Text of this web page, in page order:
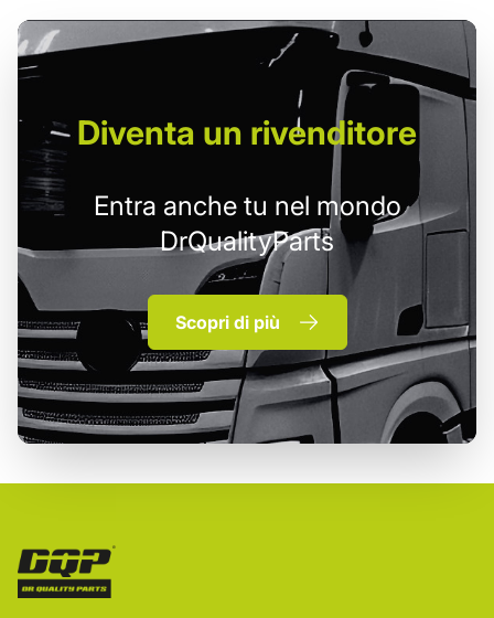
Diventa un rivenditore
Entra anche tu nel mondo
DrQualityParts
Scopri di più